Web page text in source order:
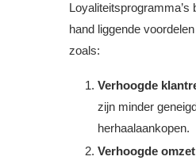
hand liggende
zoals:
Verhoogde
zijn minder
herhaalaankopen.
Verhoogde omzet